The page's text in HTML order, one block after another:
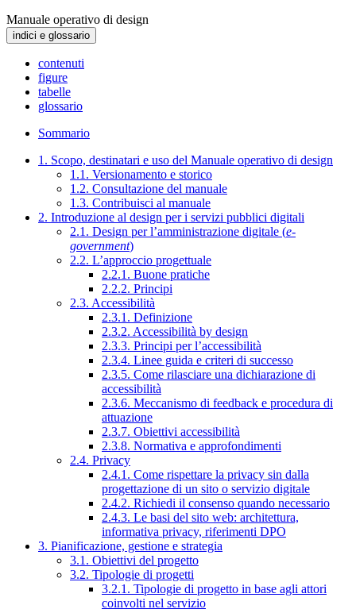
Manuale operativo di design
indici e glossario
contenuti
figure
tabelle
glossario
Sommario
1. Scopo, destinatari e uso del Manuale operativo di design
1.1. Versionamento e storico
1.2. Consultazione del manuale
1.3. Contribuisci al manuale
2. Introduzione al design per i servizi pubblici digitali
2.1. Design per l’amministrazione digitale (e-
government)
2.2. L’approccio progettuale
2.2.1. Buone pratiche
2.2.2. Principi
2.3. Accessibilità
2.3.1. Definizione
2.3.2. Accessibilità by design
2.3.3. Principi per l’accessibilità
2.3.4. Linee guida e criteri di successo
2.3.5. Come rilasciare una dichiarazione di
accessibilità
2.3.6. Meccanismo di feedback e procedura di
attuazione
2.3.7. Obiettivi accessibilità
2.3.8. Normativa e approfondimenti
2.4. Privacy
2.4.1. Come rispettare la privacy sin dalla
progettazione di un sito o servizio digitale
2.4.2. Richiedi il consenso quando necessario
2.4.3. Le basi del sito web: architettura,
informativa privacy, riferimenti DPO
3. Pianificazione, gestione e strategia
3.1. Obiettivi del progetto
3.2. Tipologie di progetti
3.2.1. Tipologie di progetto in base agli attori
coinvolti nel servizio